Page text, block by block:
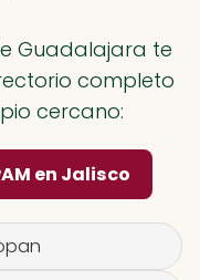
Guadalajara te
completo
cercano:
en Jalisco